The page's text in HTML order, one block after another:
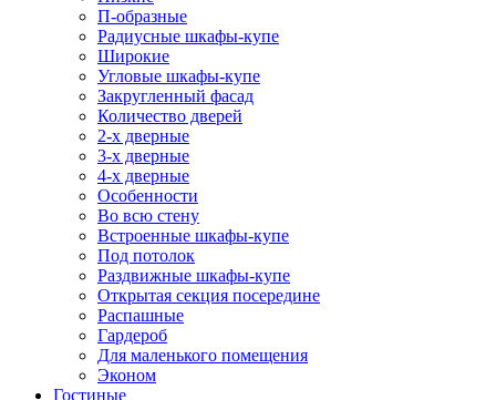
П-образные
Радиусные шкафы-купе
Широкие
Угловые шкафы-купе
Закругленный фасад
Количество дверей
2-х дверные
3-х дверные
4-х дверные
Особенности
Во всю стену
Встроенные шкафы-купе
Под потолок
Раздвижные шкафы-купе
Открытая секция посередине
Распашные
Гардероб
Для маленького помещения
Эконом
Гостиные